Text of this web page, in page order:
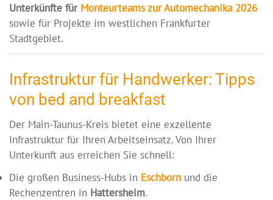
Unterkünfte für Monteurteams zur Automechanika 2026
sowie für Projekte im westlichen Frankfurter
Stadtgebiet.
Infrastruktur für Handwerker: Tipps
von bed and breakfast
Der Main-Taunus-Kreis bietet eine exzellente
Infrastruktur für Ihren Arbeitseinsatz. Von Ihrer
Unterkunft aus erreichen Sie schnell:
Die großen Business-Hubs in Eschborn und die
Rechenzentren in Hattersheim.